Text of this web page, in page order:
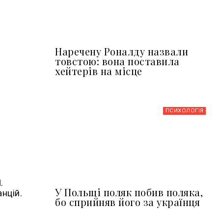
Наречену Роналду назвали
товстою: вона поставила
хейтерів на місце
ПСИХОЛОГІЯ
У Польщі поляк побив поляка,
бо сприйняв його за українця